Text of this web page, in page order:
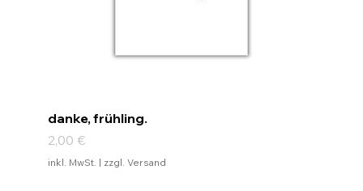
danke, frühling.
Preis
2,00 €
inkl. MwSt. | zzgl. Versand